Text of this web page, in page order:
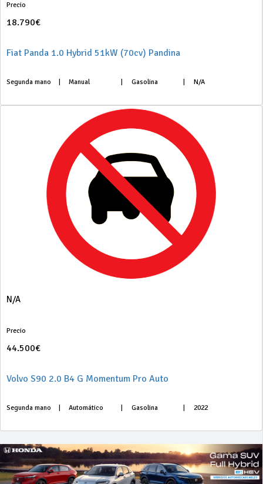
Precio
18.790€
Fiat Panda 1.0 Hybrid 51kW (70cv) Pandina
Segunda mano Manual Gasolina N/A
N/A
Precio
44.500€
Volvo S90 2.0 B4 G Momentum Pro Auto
Segunda mano Automático Gasolina 2022